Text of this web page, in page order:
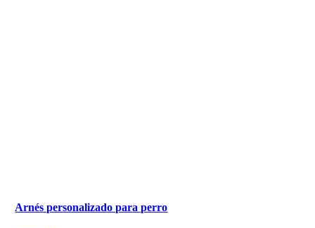
Arnés personalizado para perro